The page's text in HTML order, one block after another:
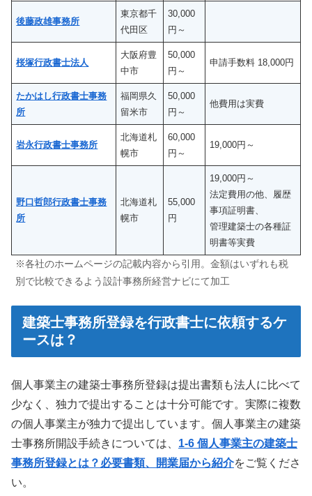
後藤政雄事務所
東京都千
代田区
30,000
円～
桜塚行政書士法人
大阪府豊
中市
50,000
円～
申請手数料 18,000円
たかはし行政書士事務
所
福岡県久
留米市
50,000
円～
他費用は実費
岩永行政書士事務所
北海道札
幌市
60,000
円～
19,000円～
野口哲郎行政書士事務
所
北海道札
幌市
55,000
円
19,000円～
法定費用の他、履歴
事項証明書、
管理建築士の各種証
明書等実費
※各社のホームページの記載内容から引用。金額はいずれも税
別で比較できるよう設計事務所経営ナビにて加工
建築士事務所登録を行政書士に依頼するケ
ースは？
個人事業主の建築士事務所登録は提出書類も法人に比べて
少なく、独力で提出することは十分可能です。実際に複数
の個人事業主が独力で提出しています。個人事業主の建築
士事務所開設手続きについては、 1-6 個人事業主の建築士
事務所登録とは？必要書類、開業届から紹介をご覧くださ
い。